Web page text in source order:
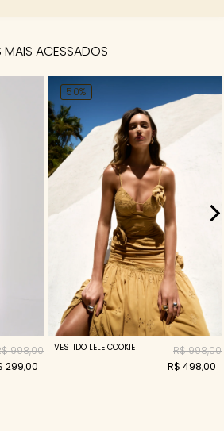
MAIS ACESSADOS
998,00
299,00
50%
VESTIDO LELE COOKIE
R$ 998,00
R$ 498,00